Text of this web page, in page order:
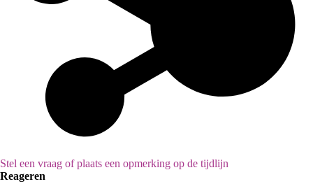
Stel een vraag of plaats een opmerking op de tijdlijn
Reageren